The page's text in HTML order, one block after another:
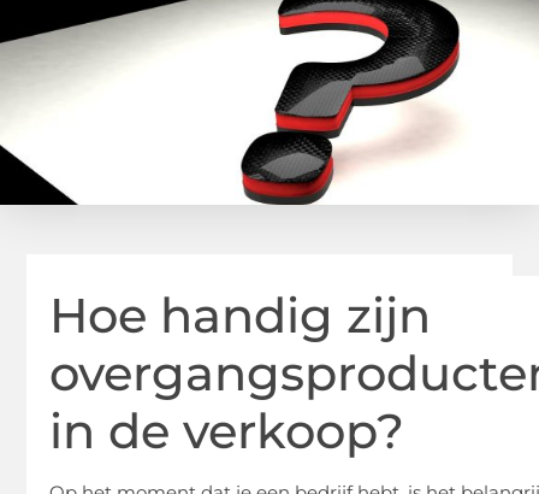
Hoe handig zijn
in de verkoop?